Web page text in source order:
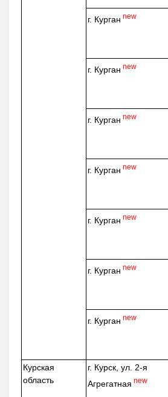
г. Курган new
г. Курган new
г. Курган new
г. Курган new
г. Курган new
г. Курган new
г. Курган new
Курская
область
г. Курск, ул. 2-я
Агрегатная new